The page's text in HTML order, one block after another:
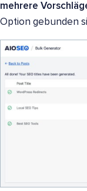
mehrere
Option gebunden